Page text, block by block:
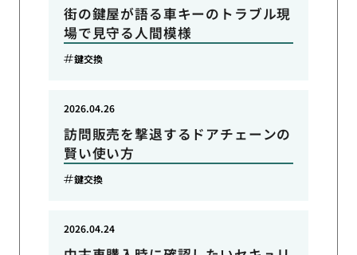
街の鍵屋が語る車キーのトラブル現
場で見守る人間模様
鍵交換
訪問販売を撃退するドアチェーンの
賢い使い方
2026.04.26
鍵交換
2026.04.24